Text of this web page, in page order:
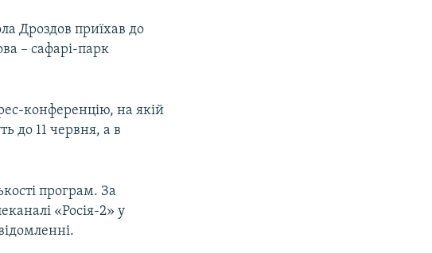
Дроздов приїхав до
– сафарі-парк
конференцію, на якій
до 11 червня, а в
програм. За
«Росія-2» у